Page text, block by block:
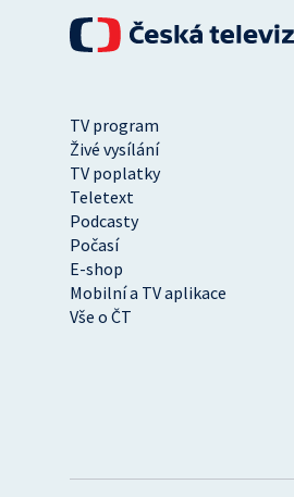
TV program
Živé vysílání
TV poplatky
Teletext
Podcasty
Počasí
E-shop
Mobilní a TV aplikace
Vše o ČT